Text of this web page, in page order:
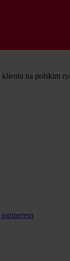
klienta na polskim